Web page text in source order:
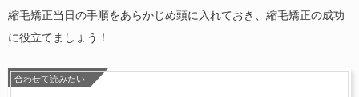
縮毛矯正当日の手順をあらかじめ頭に入れておき、縮毛矯正の成功
に役立てましょう！
合わせて読みたい